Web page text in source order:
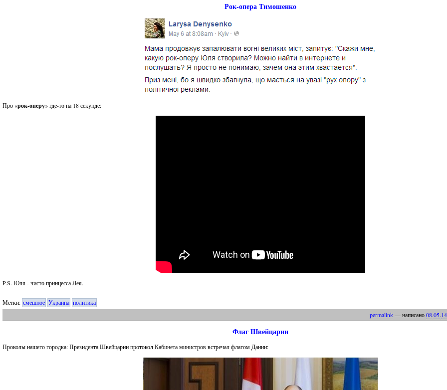
Рок-опера Тимошенко
Про «рок-оперу» где-то на 18 секунде:
P.S. Юля - чисто принцесса Лея.
Метки: смешное Украина политика
permalink— написано08.05.14
Флаг Швейцарии
Проколы нашего городка: Президента Швейцарии протокол Кабинета министров встречал флагом Дании: